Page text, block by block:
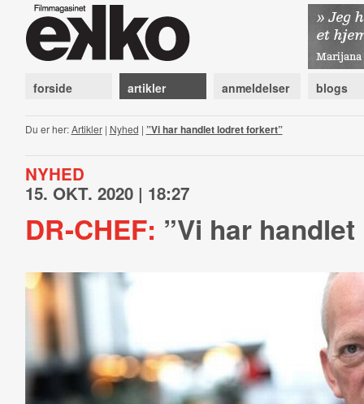
forside artikler anmeldelser blogs
Du er her:Artikler| Nyhed | ”Vi har handlet lodret forkert”
NYHED
15. OKT. 2020 | 18:27
DR-CHEF: ”Vi har